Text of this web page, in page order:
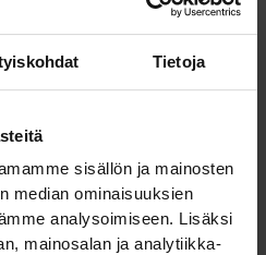
Tietoja
sisällön ja mainosten
median ominaisuuksien
analysoimiseen. Lisäksi
mainosalan ja analytiikka-
myös haavanhuuhteluun.
laite. Valmistaja Aurena
silmänhuuhtelupullo